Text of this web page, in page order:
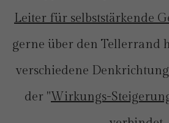
Leiter für selbststärkende
gerne über den Tellerrand
verschiedene
der "Wirkungs-